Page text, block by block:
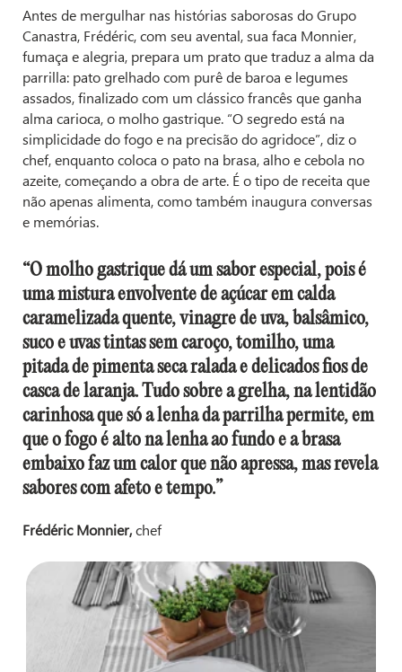
Antes de mergulhar nas histórias saborosas do Grupo
Canastra, Frédéric, com seu avental, sua faca Monnier,
fumaça e alegria, prepara um prato que traduz a alma da
parrilla: pato grelhado com purê de baroa e legumes
assados, finalizado com um clássico francês que ganha
alma carioca, o molho gastrique. “O segredo está na
simplicidade do fogo e na precisão do agridoce”, diz o
chef, enquanto coloca o pato na brasa, alho e cebola no
azeite, começando a obra de arte. É o tipo de receita que
não apenas alimenta, como também inaugura conversas
e memórias.
“O molho gastrique dá um sabor especial, pois é
uma mistura envolvente de açúcar em calda
caramelizada quente, vinagre de uva, balsâmico,
suco e uvas tintas sem caroço, tomilho, uma
pitada de pimenta seca ralada e delicados fios de
casca de laranja. Tudo sobre a grelha, na lentidão
carinhosa que só a lenha da parrilha permite, em
que o fogo é alto na lenha ao fundo e a brasa
embaixo faz um calor que não apressa, mas revela
sabores com afeto e tempo.”
Frédéric Monnier,chef